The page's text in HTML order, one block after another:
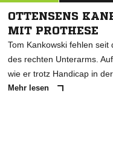
OTTENSENS
MIT PROTHESE
Tom Kankowski fehlen
des rechten Unterarms. Auf
wie er trotz Handicap in
Mehr lesen